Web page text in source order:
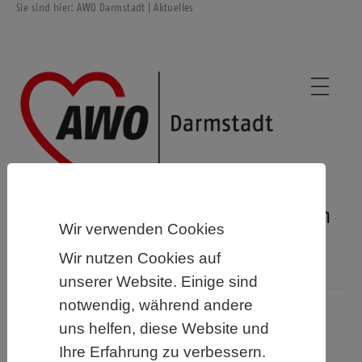
Wir verwenden Cookies
Wir nutzen Cookies auf
unserer Website. Einige sind
notwendig, während andere
uns helfen, diese Website und
Ihre Erfahrung zu verbessern.
Sie sind hier:AWO Darmstadt | Aktuelles
Stellungnahme der AWO Darmstadt zum
Hessischen Landesregierung
01.09.2025
Darmstadt, 1.9.2025
– „Die Arbeiterwohlfahrt